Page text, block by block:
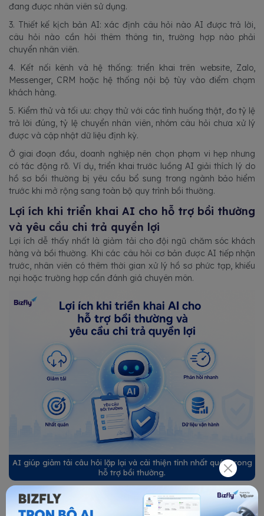
đang được nhân viên sử dụng.
3. Thiết kế kịch bản AI: xác định câu hỏi nào AI được trả lời,
câu hỏi nào cần hỏi thêm thông tin, trường hợp nào phải
chuyển nhân viên.
4. Kết nối kênh và hệ thống: triển khai trên website, Zalo,
Messenger, CRM hoặc hệ thống nội bộ tùy vào điểm chạm
khách hàng.
5. Kiểm thử và tối ưu: chạy thử với các tình huống thật, đo tỷ lệ
trả lời đúng, tỷ lệ chuyển nhân viên, nhóm câu hỏi chưa xử lý
được và cập nhật dữ liệu định kỳ.
Ở giai đoạn đầu, doanh nghiệp nên chọn phạm vi hẹp nhưng
có tác động rõ. Ví dụ, triển khai trước luồng AI giải thích lý do
hồ sơ bồi thường bị yêu cầu bổ sung trong ngành bảo hiểm
trước khi mở rộng sang toàn bộ quy trình bồi thường.
Lợi ích khi triển khai AI cho hỗ trợ bồi thường
và yêu cầu chi trả quyền lợi
Lợi ích dễ thấy nhất là giảm tải cho đội ngũ chăm sóc khách
hàng và bồi thường. Khi các câu hỏi cơ bản được AI tiếp nhận
trước, nhân viên có thêm thời gian xử lý hồ sơ phức tạp, khiếu
nại hoặc trường hợp cần đánh giá chuyên môn.
AI giúp giảm tải câu hỏi lặp lại và cải thiện tính nhất quán trong
hỗ trợ bồi thường.
Lợi ích thứ hai là tăng tính nhất quán. Cùng một câu hỏi về hồ
sơ, thời hạn hoặc kênh nộp yêu cầu sẽ được trả lời dựa trên